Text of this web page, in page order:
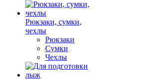
Рюкзаки, сумки,
чехлы
Рюкзаки
Сумки
Чехлы